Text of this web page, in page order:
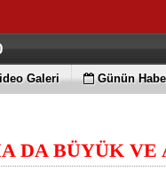
Galeri Günün
DA BÜYÜK